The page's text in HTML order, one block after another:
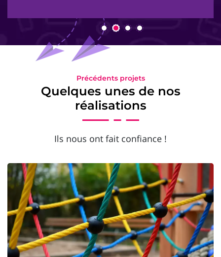
Précédents projets
Quelques unes de nos
réalisations
Ils nous ont fait confiance !